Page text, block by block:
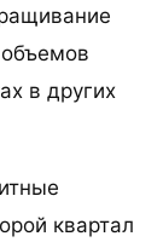
в других
квартал